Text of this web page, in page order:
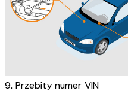
9. Przebity numer VIN